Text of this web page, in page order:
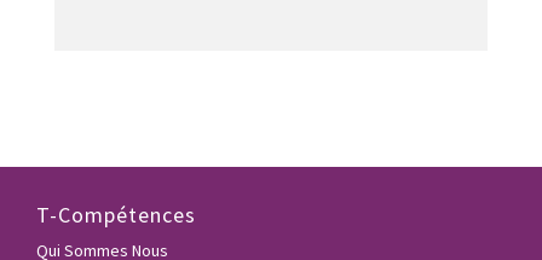
T-Compétences
Qui Sommes Nous